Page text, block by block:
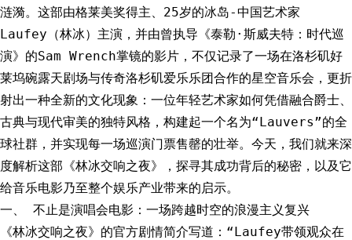
涟漪。这部由格莱美奖得主、25岁的冰岛-中国艺术家
Laufey（林冰）主演，并由曾执导《泰勒·斯威夫特：时代巡
演》的Sam Wrench掌镜的影片，不仅记录了一场在洛杉矶好
莱坞碗露天剧场与传奇洛杉矶爱乐乐团合作的星空音乐会，更折
射出一种全新的文化现象：一位年轻艺术家如何凭借融合爵士、
古典与现代审美的独特风格，构建起一个名为“Lauvers”的全
球社群，并实现每一场巡演门票售罄的壮举。今天，我们就来深
度解析这部《林冰交响之夜》，探寻其成功背后的秘密，以及它
给音乐电影乃至整个娱乐产业带来的启示。
一、 不止是演唱会电影：一场跨越时空的浪漫主义复兴
《林冰交响之夜》的官方剧情简介写道：“Laufey带领观众在